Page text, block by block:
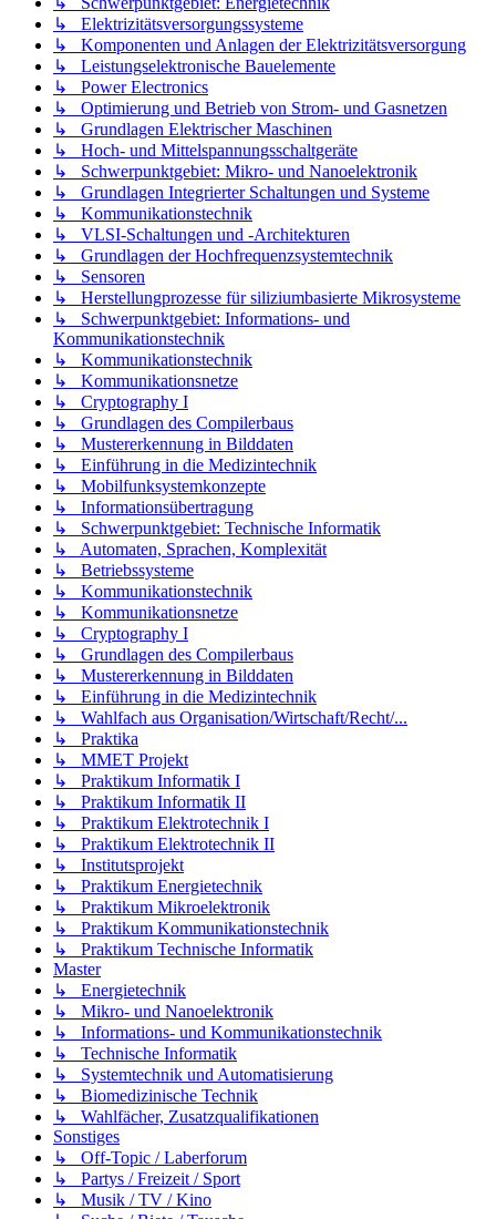
↳ Elektrizitätsversorgungssysteme
↳ Komponenten und Anlagen der Elektrizitätsversorgung
↳ Leistungselektronische Bauelemente
↳ Power Electronics
↳ Optimierung und Betrieb von Strom- und Gasnetzen
↳ Grundlagen Elektrischer Maschinen
↳ Hoch- und Mittelspannungsschaltgeräte
↳ Schwerpunktgebiet: Mikro- und Nanoelektronik
↳ Grundlagen Integrierter Schaltungen und Systeme
↳ Kommunikationstechnik
↳ VLSI-Schaltungen und -Architekturen
↳ Grundlagen der Hochfrequenzsystemtechnik
↳ Sensoren
↳ Herstellungprozesse für siliziumbasierte Mikrosysteme
↳ Schwerpunktgebiet: Informations- und
Kommunikationstechnik
↳ Kommunikationstechnik
↳ Kommunikationsnetze
↳ Cryptography I
↳ Grundlagen des Compilerbaus
↳ Mustererkennung in Bilddaten
↳ Einführung in die Medizintechnik
↳ Mobilfunksystemkonzepte
↳ Informationsübertragung
↳ Schwerpunktgebiet: Technische Informatik
↳ Automaten, Sprachen, Komplexität
↳ Betriebssysteme
↳ Kommunikationstechnik
↳ Kommunikationsnetze
↳ Cryptography I
↳ Grundlagen des Compilerbaus
↳ Mustererkennung in Bilddaten
↳ Einführung in die Medizintechnik
↳ Wahlfach aus Organisation/Wirtschaft/Recht/...
↳ Praktika
↳ MMET Projekt
↳ Praktikum Informatik I
↳ Praktikum Informatik II
↳ Praktikum Elektrotechnik I
↳ Praktikum Elektrotechnik II
↳ Institutsprojekt
↳ Praktikum Energietechnik
↳ Praktikum Mikroelektronik
↳ Praktikum Kommunikationstechnik
↳ Praktikum Technische Informatik
Master
↳ Energietechnik
↳ Mikro- und Nanoelektronik
↳ Informations- und Kommunikationstechnik
↳ Technische Informatik
↳ Systemtechnik und Automatisierung
↳ Biomedizinische Technik
↳ Wahlfächer, Zusatzqualifikationen
Sonstiges
↳ Off-Topic / Laberforum
↳ Partys / Freizeit / Sport
↳ Musik / TV / Kino